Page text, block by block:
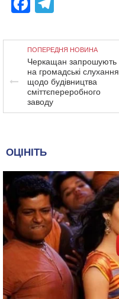
ПОПЕРЕДНЯ НОВИНА
Черкащан запрошують
на громадські слухання
щодо будівництва
сміттєпереробного
заводу